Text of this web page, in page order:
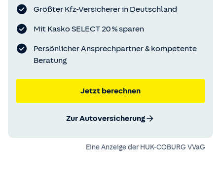
Größter Kfz-Versicherer in Deutschland
Mit Kasko SELECT 20 % sparen
Persönlicher Ansprechpartner & kompetente
Beratung
Jetzt berechnen
Zur Autoversicherung
Eine Anzeige der HUK-COBURG VVaG